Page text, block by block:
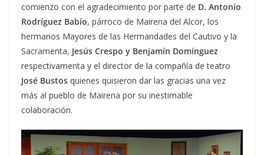
comienzo con el agradecimiento por parte de D. Antonio
Rodríguez Babío, párroco de Mairena del Alcor, los
hermanos Mayores de las Hermandades del Cautivo y la
Sacramenta, Jesús Crespo y Benjamín Domínguez
respectivamenta y el director de la compañía de teatro
José Bustos quienes quisieron dar las gracias una vez
más al pueblo de Mairena por su inestimable
colaboración.